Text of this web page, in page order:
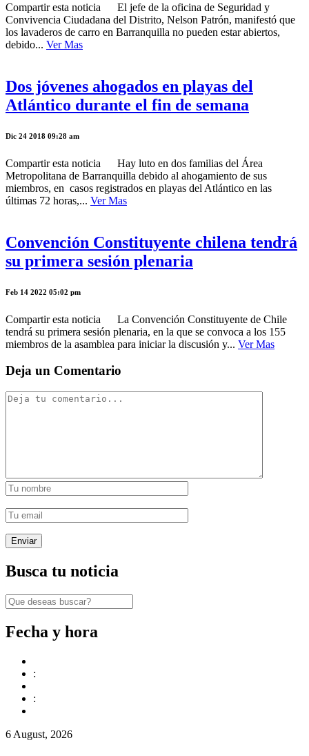
Compartir esta noticia El jefe de la oficina de Seguridad y
Convivencia Ciudadana del Distrito, Nelson Patrón, manifestó que
los lavaderos de carro en Barranquilla no pueden estar abiertos,
debido... Ver Mas
Dos jóvenes ahogados en playas del
Atlántico durante el fin de semana
Dic 24 2018 09:28 am
Compartir esta noticia Hay luto en dos familias del Área
Metropolitana de Barranquilla debido al ahogamiento de sus
miembros, en casos registrados en playas del Atlántico en las
últimas 72 horas,... Ver Mas
Convención Constituyente chilena tendrá
su primera sesión plenaria
Feb 14 2022 05:02 pm
Compartir esta noticia La Convención Constituyente de Chile
tendrá su primera sesión plenaria, en la que se convoca a los 155
miembros de la asamblea para iniciar la discusión y... Ver Mas
Deja un Comentario
Busca tu noticia
Fecha y hora
:
:
6 August, 2026